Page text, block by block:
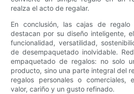
realza el acto de regalar.
En conclusión, las cajas de regalo
destacan por su diseño inteligente,
funcionalidad, versatilidad,
de desempaquetado inolvidable.
empaquetado de regalos: no solo
producto, sino una parte integral del
regalos personales o comerciales,
valor, cariño y un gusto refinado.